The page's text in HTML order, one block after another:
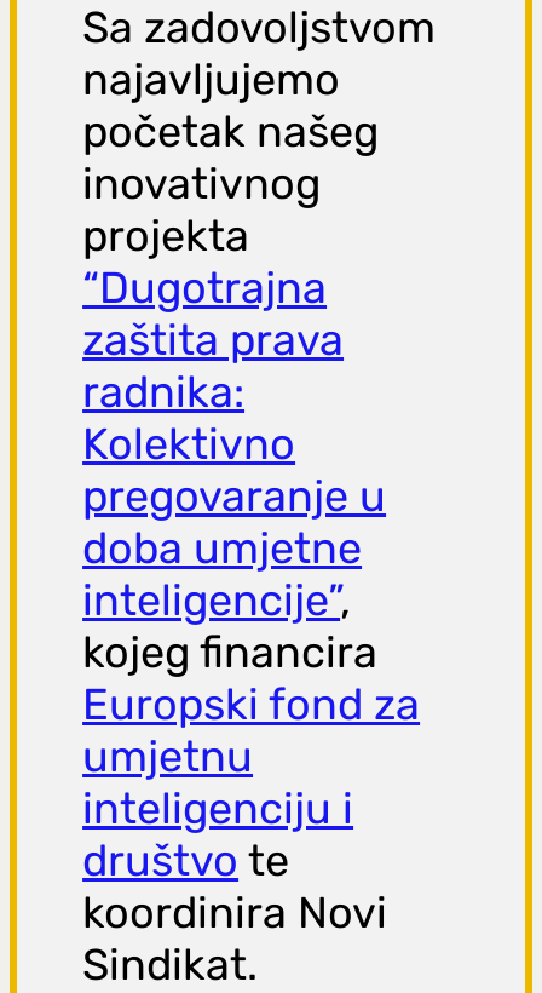
Sa zadovoljstvom
najavljujemo
početak našeg
inovativnog
projekta
“Dugotrajna
zaštita prava
radnika:
Kolektivno
pregovaranje u
doba umjetne
inteligencije”,
kojeg financira
Europski fond za
umjetnu
inteligenciju i
društvo te
koordinira Novi
Sindikat.